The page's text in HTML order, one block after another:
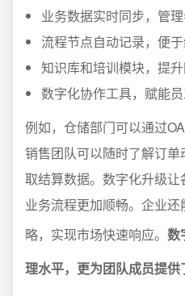
业务数据实时同步，管理
流程节点自动记录，便
知识库和培训模块，提升
数字化协作工具，赋能员
例如，仓储部门可以通过
销售团队可以随时了解订
取结算数据。数字化升级让
业务流程更加顺畅。企业
略，实现市场快速响应。 数
理水平，更为团队成员提供